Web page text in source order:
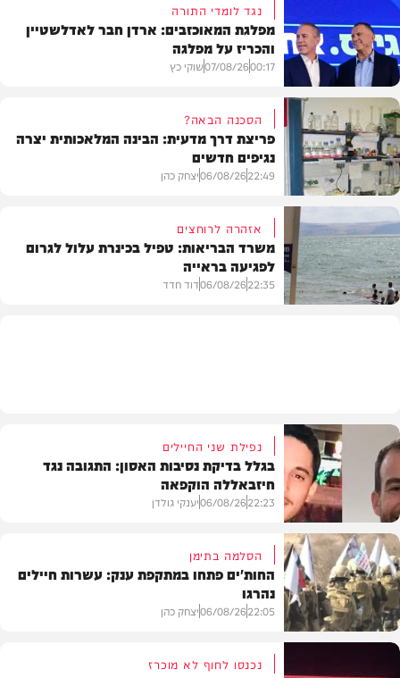
פוליטי
נגד לומדי התורה
מפלגת המאוכזבים: ארדן חבר לאדלשטיין
והכריז על מפלגה
00:17
07/08/26שוקי כץ
בריאות
הסכנה הבאה?
פריצת דרך מדעית: הבינה המלאכותית יצרה
נגיפים חדשים
22:49
06/08/26יצחק כהן
אזהרה לרוחצים
משרד הבריאות: טפיל בכינרת עלול לגרום
לפגיעה בראייה
22:35
06/08/26דוד חדד
צבא וביטחון
נפילת שני החיילים
בגלל בדיקת נסיבות האסון: התגובה נגד
חיזבאללה הוקפאה
22:23
06/08/26יענקי גולדן
הסלמה בתימן
החות'ים פתחו במתקפת ענק: עשרות חיילים
נהרגו
22:05
06/08/26יצחק כהן
נכנסו לחוף לא מוכרז